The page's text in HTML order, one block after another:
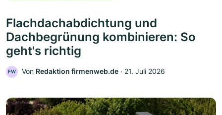
Flachdachabdichtung und
Dachbegrünung kombinieren: So
geht's richtig
FW Von Redaktion firmenweb.de ‧ 21. Juli 2026